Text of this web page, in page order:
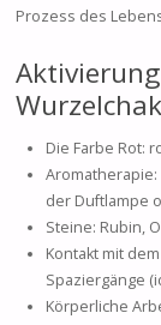
Prozess des
Die Farbe Rot:
Aromatherapie:
der Duftlampe
Steine: Rubin,
Kontakt mit
Spaziergänge
Körperliche